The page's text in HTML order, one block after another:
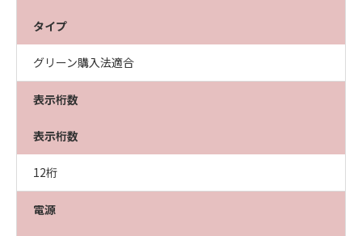
タイプ
グリーン購入法適合
表示桁数
表示桁数
12桁
電源